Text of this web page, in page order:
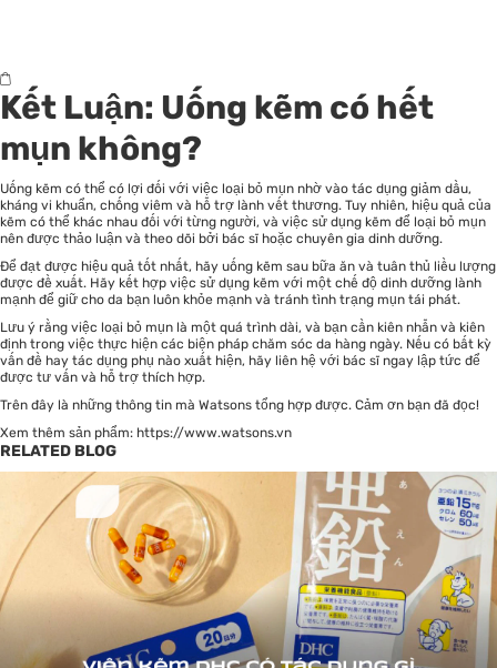
Kết Luận: Uống kẽm có hết
mụn không?
Uống kẽm có thể có lợi đối với việc loại bỏ mụn nhờ vào tác dụng giảm dầu,
kháng vi khuẩn, chống viêm và hỗ trợ lành vết thương. Tuy nhiên, hiệu quả của
kẽm có thể khác nhau đối với từng người, và việc sử dụng kẽm để loại bỏ mụn
nên được thảo luận và theo dõi bởi bác sĩ hoặc chuyên gia dinh dưỡng.
Để đạt được hiệu quả tốt nhất, hãy uống kẽm sau bữa ăn và tuân thủ liều lượng
được đề xuất. Hãy kết hợp việc sử dụng kẽm với một chế độ dinh dưỡng lành
mạnh để giữ cho da bạn luôn khỏe mạnh và tránh tình trạng mụn tái phát.
Lưu ý rằng việc loại bỏ mụn là một quá trình dài, và bạn cần kiên nhẫn và kiên
định trong việc thực hiện các biện pháp chăm sóc da hàng ngày. Nếu có bất kỳ
vấn đề hay tác dụng phụ nào xuất hiện, hãy liên hệ với bác sĩ ngay lập tức để
được tư vấn và hỗ trợ thích hợp.
Trên đây là những thông tin mà Watsons tổng hợp được. Cảm ơn bạn đã đọc!
Xem thêm sản phẩm: https://www.watsons.vn
RELATED BLOG